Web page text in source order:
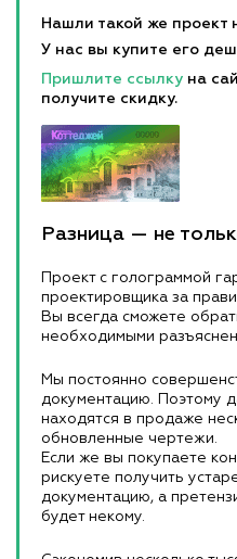
Нашли такой же проект
У нас вы купите его
Пришлите ссылку на
получите скидку.
Разница — не
Проект с голограммой
проектировщика за
Вы всегда сможете
необходимыми
Мы постоянно
документацию. Поэтому
находятся в продаже
обновленные чертежи.
Если же вы покупаете
рискуете получить
документацию, а
будет некому.